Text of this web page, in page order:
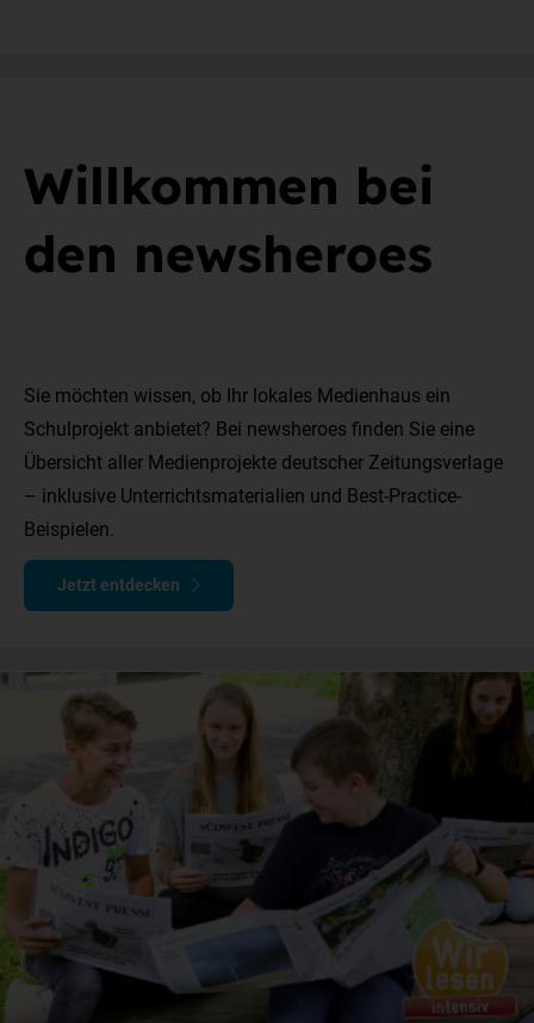
Willkommen bei
den newsheroes
Sie möchten wissen, ob Ihr lokales Medienhaus ein
Schulprojekt anbietet? Bei newsheroes finden Sie eine
Übersicht aller Medienprojekte deutscher Zeitungsverlage
– inklusive Unterrichtsmaterialien und Best-Practice-
Beispielen.
Jetzt entdecken